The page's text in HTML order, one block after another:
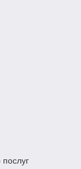
послуг